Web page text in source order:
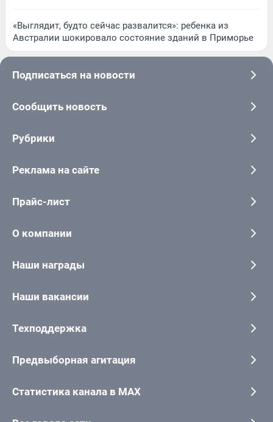
«Выглядит, будто сейчас развалится»: ребенка из
Австралии шокировало состояние зданий в Приморье
Подписаться на новости
Сообщить новость
Рубрики
Реклама на сайте
Прайс-лист
О компании
Наши награды
Наши вакансии
Техподдержка
Предвыборная агитация
Статистика канала в MAX